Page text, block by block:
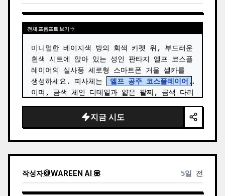
전체 프롬프트 보기
미니멀한 베이지색 방의 회색 카펫 위, 부드러운
흰색 시트에 앉아 있는 성인 판타지 엘프 코스플
레이어의 실사풍 세로형 스마트폰 거울 셀카를
생성하세요. 피사체는
엘프 공주 코스플레이어
이며, 금색 체인 디테일과 얇은 팔찌, 금색 다리
드레이프 판타지 의상을 착용하고 있습니다. …
지금 시도
작성자@WAREEN AI 💟 5일 전